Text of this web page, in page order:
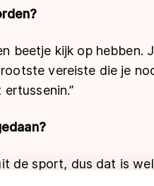
beetje kijk op hebben.
vereiste die je
de sport, dus dat is